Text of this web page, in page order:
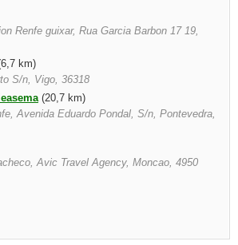
Renfe guixar, Rua Garcia Barbon 17 19,
km)
S/n, Vigo, 36318
(20,7 km)
Avenida Eduardo Pondal, S/n, Pontevedra,
Avic Travel Agency, Moncao, 4950